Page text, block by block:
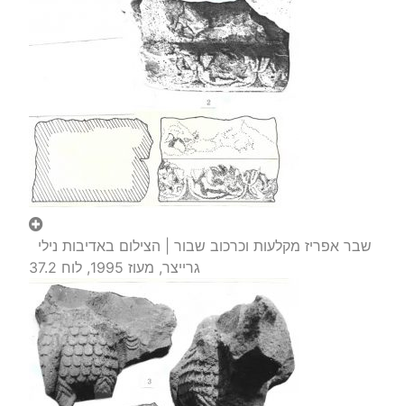
שבר אפריז מקלעות וכרכוב שבור | הצילום באדיבות נילי
גרייצר, מעוז 1995, לוח 37.2